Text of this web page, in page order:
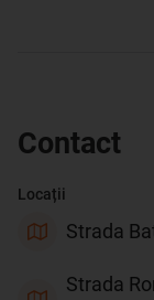
Contact
Locații
Strada
Strada